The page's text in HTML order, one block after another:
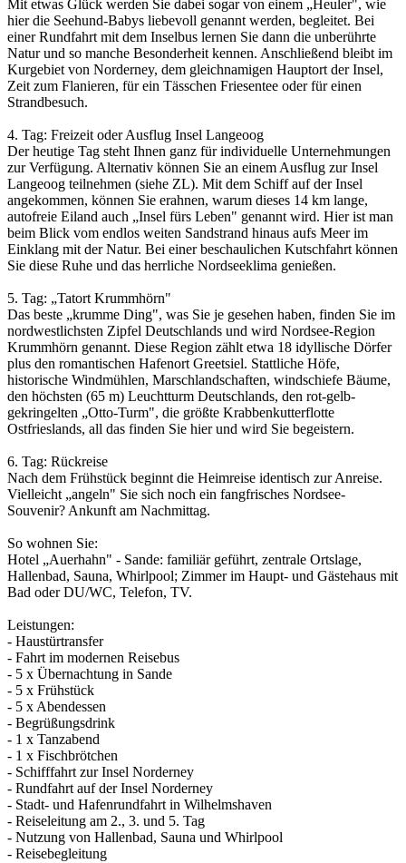
Mit etwas Glück werden Sie dabei sogar von einem „Heuler", wie
hier die Seehund-Babys liebevoll genannt werden, begleitet. Bei
einer Rundfahrt mit dem Inselbus lernen Sie dann die unberührte
Natur und so manche Besonderheit kennen. Anschließend bleibt im
Kurgebiet von Norderney, dem gleichnamigen Hauptort der Insel,
Zeit zum Flanieren, für ein Tässchen Friesentee oder für einen
Strandbesuch.
4. Tag: Freizeit oder Ausflug Insel Langeoog
Der heutige Tag steht Ihnen ganz für individuelle Unternehmungen
zur Verfügung. Alternativ können Sie an einem Ausflug zur Insel
Langeoog teilnehmen (siehe ZL). Mit dem Schiff auf der Insel
angekommen, können Sie erahnen, warum dieses 14 km lange,
autofreie Eiland auch „Insel fürs Leben" genannt wird. Hier ist man
beim Blick vom endlos weiten Sandstrand hinaus aufs Meer im
Einklang mit der Natur. Bei einer beschaulichen Kutschfahrt können
Sie diese Ruhe und das herrliche Nordseeklima genießen.
5. Tag: „Tatort Krummhörn"
Das beste „krumme Ding", was Sie je gesehen haben, finden Sie im
nordwestlichsten Zipfel Deutschlands und wird Nordsee-Region
Krummhörn genannt. Diese Region zählt etwa 18 idyllische Dörfer
plus den romantischen Hafenort Greetsiel. Stattliche Höfe,
historische Windmühlen, Marschlandschaften, windschiefe Bäume,
den höchsten (65 m) Leuchtturm Deutschlands, den rot-gelb-
gekringelten „Otto-Turm", die größte Krabbenkutterflotte
Ostfrieslands, all das finden Sie hier und wird Sie begeistern.
6. Tag: Rückreise
Nach dem Frühstück beginnt die Heimreise identisch zur Anreise.
Vielleicht „angeln" Sie sich noch ein fangfrisches Nordsee-
Souvenir? Ankunft am Nachmittag.
So wohnen Sie:
Hotel „Auerhahn" - Sande: familiär geführt, zentrale Ortslage,
Hallenbad, Sauna, Whirlpool; Zimmer im Haupt- und Gästehaus mit
Bad oder DU/­WC, Telefon, TV.
Leistungen:
- Haustürtransfer
- Fahrt im modernen Reisebus
- 5 x Übernachtung in Sande
- 5 x Frühstück
- 5 x Abendessen
- Begrüßungsdrink
- 1 x Tanzabend
- 1 x Fischbrötchen
- Schifffahrt zur Insel Norderney
- Rundfahrt auf der Insel Norderney
- Stadt- und Hafenrundfahrt in Wilhelmshaven
- Reiseleitung am 2., 3. und 5. Tag
- Nutzung von Hallenbad, Sauna und Whirlpool
- Reisebegleitung